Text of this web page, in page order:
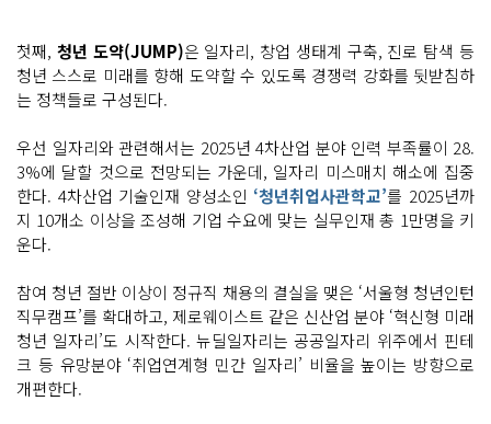
첫째, 청년 도약(JUMP)은 일자리, 창업 생태계 구축, 진로 탐색 등
청년 스스로 미래를 향해 도약할 수 있도록 경쟁력 강화를 뒷받침하
는 정책들로 구성된다.
우선 일자리와 관련해서는 2025년 4차산업 분야 인력 부족률이 28.
3%에 달할 것으로 전망되는 가운데, 일자리 미스매치 해소에 집중
한다. 4차산업 기술인재 양성소인 ‘청년취업사관학교’를 2025년까
지 10개소 이상을 조성해 기업 수요에 맞는 실무인재 총 1만명을 키
운다.
참여 청년 절반 이상이 정규직 채용의 결실을 맺은 ‘서울형 청년인턴
직무캠프’를 확대하고, 제로웨이스트 같은 신산업 분야 ‘혁신형 미래
청년 일자리’도 시작한다. 뉴딜일자리는 공공일자리 위주에서 핀테
크 등 유망분야 ‘취업연계형 민간 일자리’ 비율을 높이는 방향으로
개편한다.